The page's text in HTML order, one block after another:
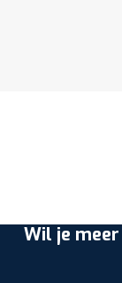
Wil je